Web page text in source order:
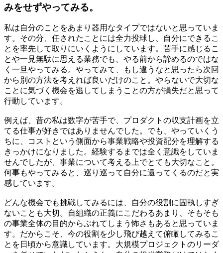
みをせずやってみる。
私は自分のことをあまり器用なタイプではないと思っていま
す。その分、任されたことには全力投球し、自分にできるこ
とを率先して取りにいくようにしています。苦手に感じるこ
とや一見無駄に思える業務でも、 やる前から諦めるのではな
く一旦やってみる。 やってみて、もし違うなと思ったら次回
から別の方法を考えれば良いだけのこと。やらないで大切な
ことに気づく機会を逃してしまうことの方が損失だと思って
行動しています。
例えば、昔の私は数字が苦手で、プロダクトの収支計画を立
てる仕事が好きではありませんでした。でも、やっていくう
ちに、
コストという側面から事業戦略や投資配分を理解する
きっかけになりました。 経験するまでは全く意識をしていま
せんでしたが、事業について考える上でとても大切なこと。
何事もやってみると、巡り巡って自分に還ってくるのだと実
感しています。
どんな機会でも挑戦してみるには、自分の役割に固執しすぎ
ないことも大切。自組織の正義にこだわるあまり、そもそも
の事業全体の目的からぶれてしまう怖さもあると思っていま
す。だからこそ、 今の役割を少し飛び越えて俯瞰してみるこ
とを日頃から意識しています。 大規模プロジェクトのリーダ